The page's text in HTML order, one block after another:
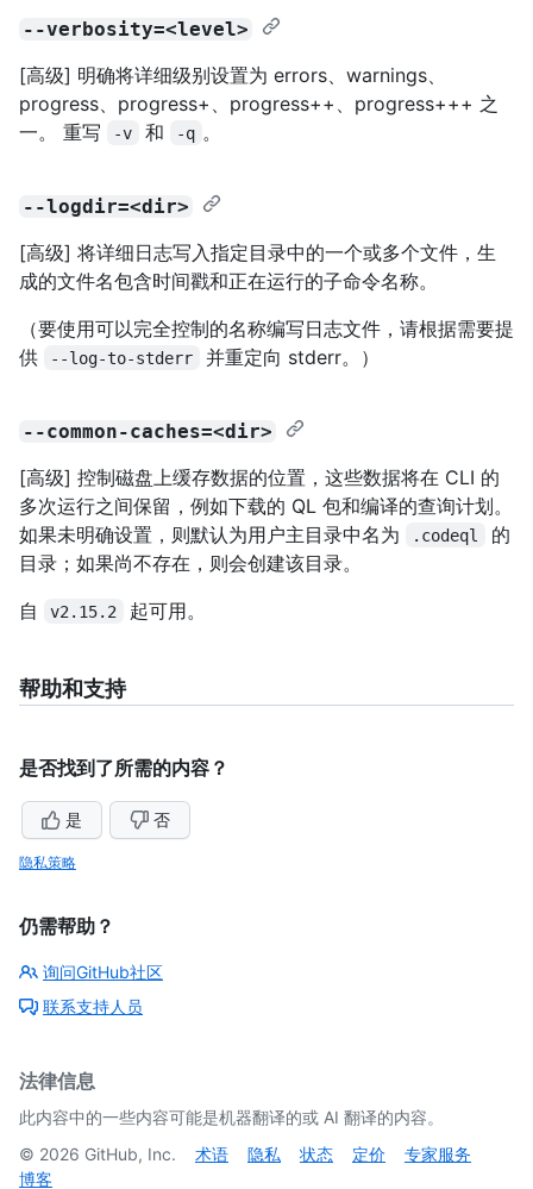
--verbosity=<level>
[高级] 明确将详细级别设置为 errors、warnings、
progress、progress+、progress++、progress+++ 之
一。 重写
-v 和 -q 。
--logdir=<dir>
[高级] 将详细日志写入指定目录中的一个或多个文件，生
成的文件名包含时间戳和正在运行的子命令名称。
（要使用可以完全控制的名称编写日志文件，请根据需要提
供
--log-to-stderr 并重定向 stderr。）
--common-caches=<dir>
[高级] 控制磁盘上缓存数据的位置，这些数据将在 CLI 的
多次运行之间保留，例如下载的 QL 包和编译的查询计划。
如果未明确设置，则默认为用户主目录中名为
.codeql
的
目录；如果尚不存在，则会创建该目录。
自
v2.15.2 起可用。
帮助和支持
是否找到了所需的内容？
是 否
隐私策略
仍需帮助？
询问GitHub社区
联系支持人员
法律信息
此内容中的一些内容可能是机器翻译的或 AI 翻译的内容。
© 2026 GitHub, Inc. 术语 隐私 状态 定价
专家服务
博客